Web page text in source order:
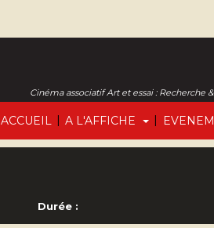
ACCUEIL | A L'AFFICHE |
Cinéma associatif Art et essai : Recherche
Durée :